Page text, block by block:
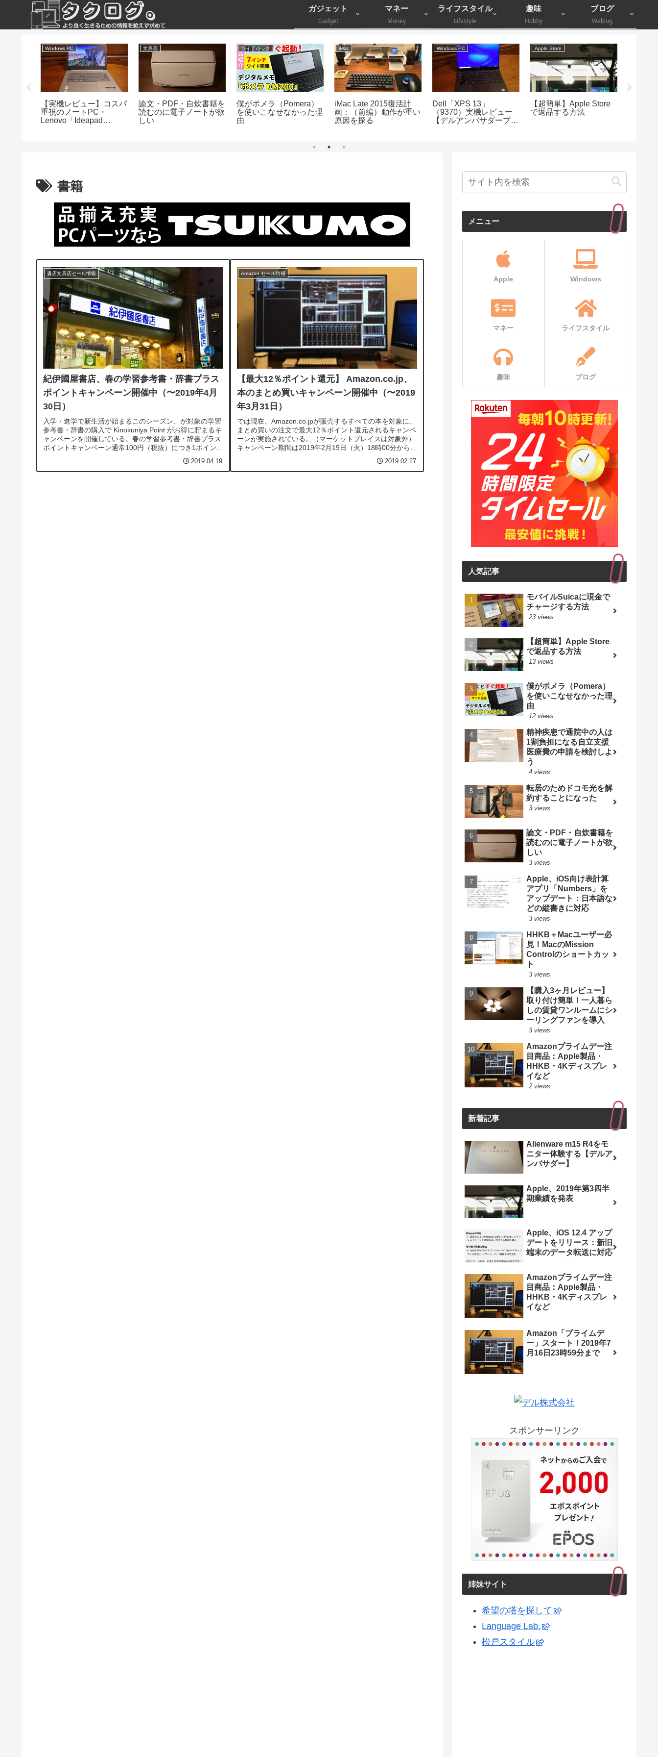
ガジェット
Gadget
マネー
Money
ライフスタイル
Lifestyle
趣味
Hobby
ブログ
Weblog
Windows PC
【実機レビュー】コスパ
重視のノートPC・
Lenovo「Ideapad
文房具
論文・PDF・自炊書籍を
読むのに電子ノートが欲
しい
ライフハック
僕がポメラ（Pomera）
を使いこなせなかった理
由
iMac
iMac Late 2015復活計
画：（前編）動作が重い
原因を探る
Windows PC
Dell「XPS 13」
（9370）実機レビュー
【デルアンバサダープロ
Apple Store
【超簡単】Apple Store
で返品する方法
書籍
書店文具店セール情報
紀伊國屋書店、春の学習参考書・辞書プラス
ポイントキャンペーン開催中（〜2019年4月
30日）
入学・進学で新生活が始まるこのシーズン、が対象の学習
参考書・辞書の購入で Kinokuniya Point がお得に貯まるキ
ャンペーンを開催している。春の学習参考書・辞書プラス
ポイントキャンペーン通常100円（税抜）につき1ポイント
のところ、期間中に対象商品購入すると、100円（税抜）
2019.04.19
Amazon セール情報
【最大12％ポイント還元】 Amazon.co.jp、
本のまとめ買いキャンペーン開催中（〜2019
年3月31日）
では現在、Amazon.co.jpが販売するすべての本を対象に、
まとめ買いの注文で最大12％ポイント還元されるキャンペ
ーンが実施されている。（マーケットプレイスは対象外）
キャンペーン期間は2019年2月19日（火）18時00分から
2019年3月31日（日）23時59分 まで。キャンペーン概要
2019.02.27
メニュー
Apple Windows
マネー ライフスタイル
趣味 ブログ
人気記事
モバイルSuicaに現金で
チャージする方法
23 views
【超簡単】Apple Store
で返品する方法
13 views
僕がポメラ（Pomera）
を使いこなせなかった理
由
12 views
精神疾患で通院中の人は
1割負担になる自立支援
医療費の申請を検討しよ
う
4 views
転居のためドコモ光を解
約することになった
3 views
論文・PDF・自炊書籍を
読むのに電子ノートが欲
しい
3 views
Apple、iOS向け表計算
アプリ「Numbers」を
アップデート：日本語な
どの縦書きに対応
3 views
HHKB＋Macユーザー必
見！MacのMission
Controlのショートカッ
ト
3 views
【購入3ヶ月レビュー】
取り付け簡単！一人暮ら
しの賃貸ワンルームにシ
ーリングファンを導入
3 views
Amazonプライムデー注
目商品：Apple製品・
HHKB・4Kディスプレ
イなど
2 views
新着記事
Alienware m15 R4をモ
ニター体験する【デルア
ンバサダー】
Apple、2019年第3四半
期業績を発表
Apple、iOS 12.4 アップ
デートをリリース：新旧
端末のデータ転送に対応
Amazonプライムデー注
目商品：Apple製品・
HHKB・4Kディスプレ
イなど
Amazon「プライムデ
ー」スタート！2019年7
月16日23時59分まで
スポンサーリンク
姉妹サイト
希望の塔を探して
Language Lab.
松戸スタイル